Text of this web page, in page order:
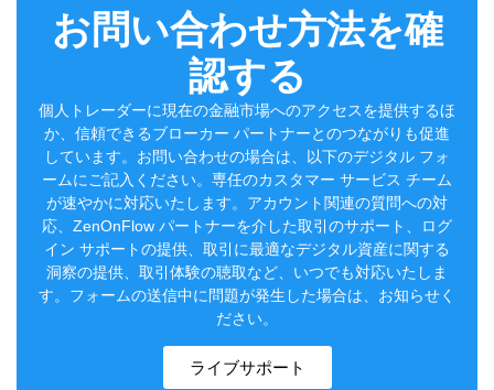
お問い合わせ方法を確
認する
個人トレーダーに現在の金融市場へのアクセスを提供するほ
か、信頼できるブローカー パートナーとのつながりも促進
しています。お問い合わせの場合は、以下のデジタル フォ
ームにご記入ください。専任のカスタマー サービス チーム
が速やかに対応いたします。アカウント関連の質問への対
応、ZenOnFlow パートナーを介した取引のサポート、ログ
イン サポートの提供、取引に最適なデジタル資産に関する
洞察の提供、取引体験の聴取など、いつでも対応いたしま
す。フォームの送信中に問題が発生した場合は、お知らせく
ださい。
ライブサポート